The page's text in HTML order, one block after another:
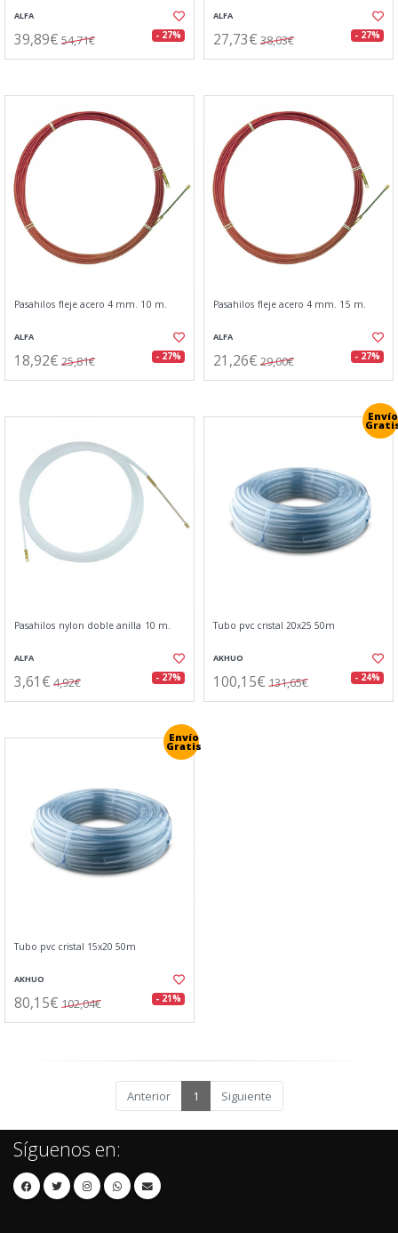
ALFA
39,89€ 54,71€ - 27%
ALFA
27,73€ 38,03€ - 27%
Pasahilos fleje acero 4 mm. 10 m.
ALFA
18,92€ 25,81€ - 27%
Pasahilos fleje acero 4 mm. 15 m.
ALFA
21,26€ 29,00€ - 27%
Pasahilos nylon doble anilla 10 m.
ALFA
3,61€ 4,92€ - 27%
Envío
Tubo pvc cristal 20x25 50m
AKHUO
100,15€ 131,65€ - 24%
Envío
Gratis
Tubo pvc cristal 15x20 50m
AKHUO
80,15€ 102,04€ - 21%
Anterior 1 Siguiente
Síguenos en: